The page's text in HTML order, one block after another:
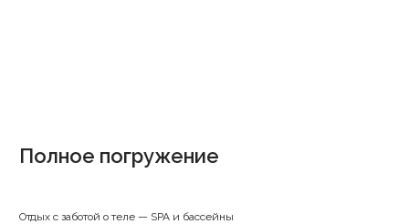
Полное погружение
Отдых с заботой о теле — SPA и бассейны